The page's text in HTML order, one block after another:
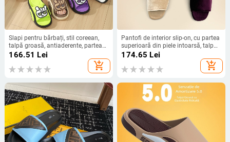
Slapi pentru bărbați, stil coreean,
talpă groasă, antiaderente, partea
superioară și talpa EVA, primăvara
166.51 Lei
add_shopping_cart
Pantofi de interior slip-on, cu partea
superioară din piele intoarsă, talpă
din cauciuc, stil simplu, vară 2025
174.65 Lei
add_shopping_cart